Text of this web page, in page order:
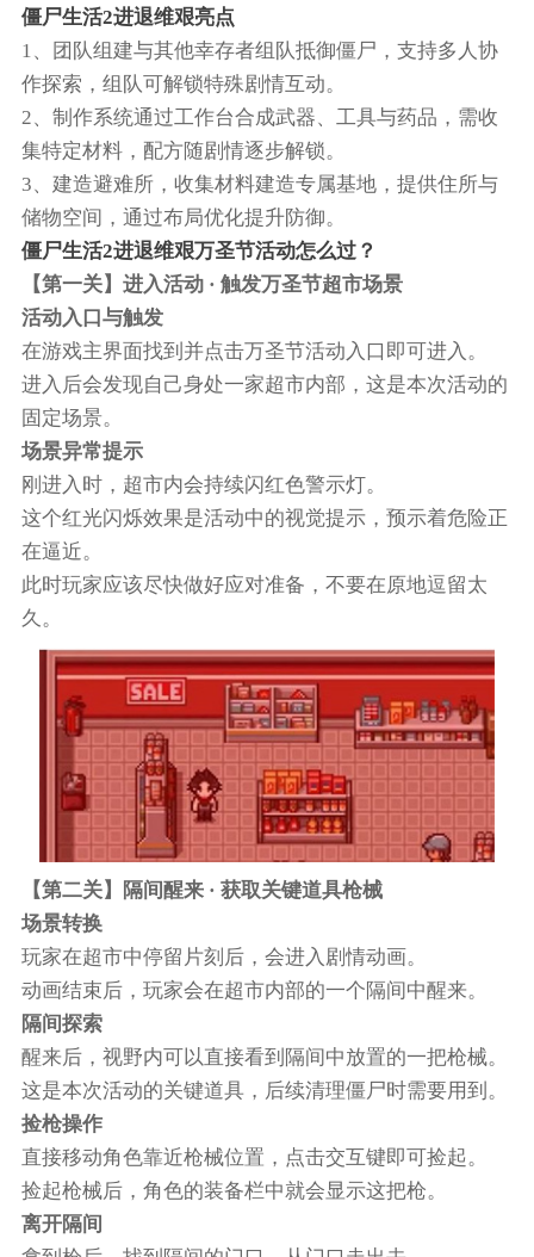
僵尸生活2进退维艰亮点
1、团队组建与其他幸存者组队抵御僵尸，支持多人协
作探索，组队可解锁特殊剧情互动。
2、制作系统通过工作台合成武器、工具与药品，需收
集特定材料，配方随剧情逐步解锁。
3、建造避难所，收集材料建造专属基地，提供住所与
储物空间，通过布局优化提升防御。
僵尸生活2进退维艰万圣节活动怎么过？
【第一关】进入活动 · 触发万圣节超市场景
活动入口与触发
在游戏主界面找到并点击万圣节活动入口即可进入。
进入后会发现自己身处一家超市内部，这是本次活动的
固定场景。
场景异常提示
刚进入时，超市内会持续闪红色警示灯。
这个红光闪烁效果是活动中的视觉提示，预示着危险正
在逼近。
此时玩家应该尽快做好应对准备，不要在原地逗留太
久。
【第二关】隔间醒来 · 获取关键道具枪械
场景转换
玩家在超市中停留片刻后，会进入剧情动画。
动画结束后，玩家会在超市内部的一个隔间中醒来。
隔间探索
醒来后，视野内可以直接看到隔间中放置的一把枪械。
这是本次活动的关键道具，后续清理僵尸时需要用到。
捡枪操作
直接移动角色靠近枪械位置，点击交互键即可捡起。
捡起枪械后，角色的装备栏中就会显示这把枪。
离开隔间